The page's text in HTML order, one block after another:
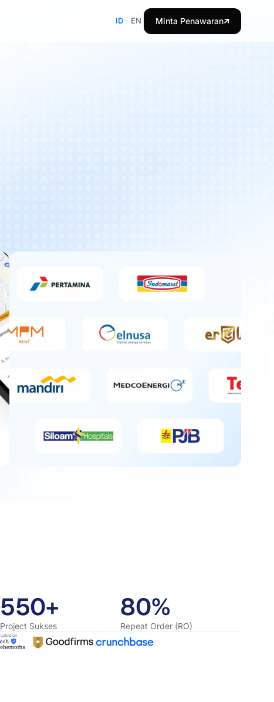
ID EN Minta Penawaran
550+
Project Sukses
80%
Repeat Order (RO)